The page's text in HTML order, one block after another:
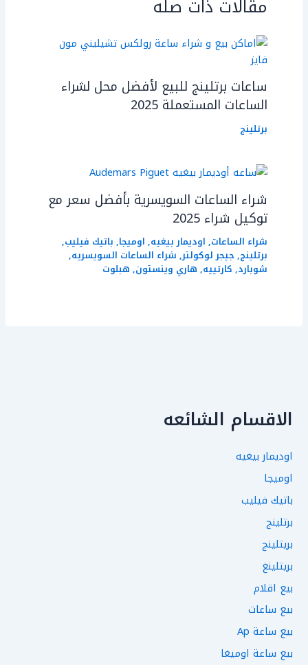
مقالات ذات صله
ساعات برتلينج للبيع لأفضل محل لشراء
الساعات المستعملة 2025
برتلينج
شراء الساعات السويسرية بأفضل سعر مع
توكيل شراء 2025
شراء الساعات, اوديمار بيغيه, اوميجا, باتيك فيليب,
برتلينج, جيجر لوكولتر, شراء الساعات السويسريه,
شوبارد, كارتييه, هاري وينستون, هبلوت
الاقسام الشائعه
اوديمار بيغيه
اوميجا
باتيك فيليب
برتلينج
بريتلينج
بريتلينغ
بيع اقلام
بيع ساعات
بيع ساعة Ap
بيع ساعة اوميغا